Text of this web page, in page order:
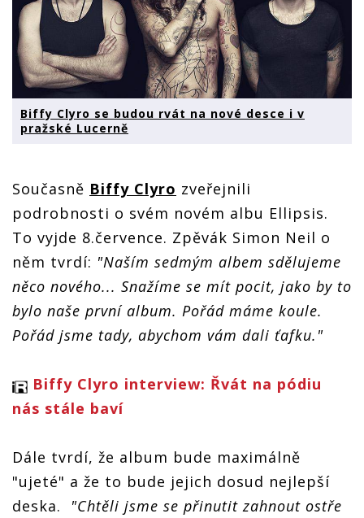
Biffy Clyro se budou rvát na nové desce i v
pražské Lucerně
Současně Biffy Clyro zveřejnili
podrobnosti o svém novém albu Ellipsis.
To vyjde 8.července. Zpěvák Simon Neil o
něm tvrdí: "Naším sedmým albem sdělujeme
něco nového... Snažíme se mít pocit, jako by to
bylo naše první album. Pořád máme koule.
Pořád jsme tady, abychom vám dali ťafku."
Biffy Clyro interview: Řvát na pódiu
nás stále baví
Dále tvrdí, že album bude maximálně
"ujeté" a že to bude jejich dosud nejlepší
deska.
"Chtěli jsme se přinutit zahnout ostře